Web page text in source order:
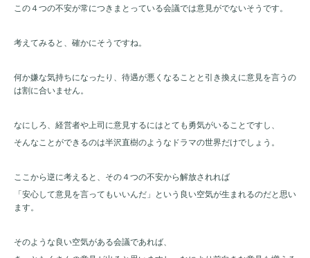
この４つの不安が常につきまとっている会議では意見がでないそうです。
考えてみると、確かにそうですね。
何か嫌な気持ちになったり、待遇が悪くなることと引き換えに意見を言うの
は割に合いません。
なにしろ、経営者や上司に意見するにはとても勇気がいることですし、
そんなことができるのは半沢直樹のようなドラマの世界だけでしょう。
ここから逆に考えると、その４つの不安から解放されれば
「安心して意見を言ってもいいんだ」という良い空気が生まれるのだと思い
ます。
そのような良い空気がある会議であれば、